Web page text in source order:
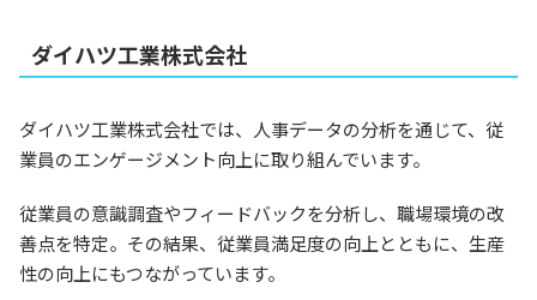
ダイハツ工業株式会社
ダイハツ工業株式会社では、人事データの分析を通じて、従
業員のエンゲージメント向上に取り組んでいます。
従業員の意識調査やフィードバックを分析し、職場環境の改
善点を特定。その結果、従業員満足度の向上とともに、生産
性の向上にもつながっています。